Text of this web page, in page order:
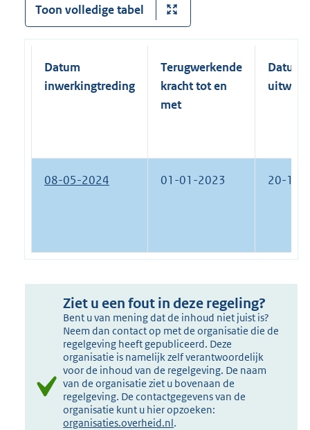
Toon volledige tabel
Datum
inwerkingtreding
Terugwerkende
kracht tot en
met
Datum
08-05-2024 01-01-2023 20-12-
Ziet u een fout in deze regeling?
Bent u van mening dat de inhoud niet juist is?
Neem dan contact op met de organisatie die de
regelgeving heeft gepubliceerd. Deze
organisatie is namelijk zelf verantwoordelijk
voor de inhoud van de regelgeving. De naam
van de organisatie ziet u bovenaan de
regelgeving. De contactgegevens van de
organisatie kunt u hier opzoeken:
organisaties.overheid.nl.